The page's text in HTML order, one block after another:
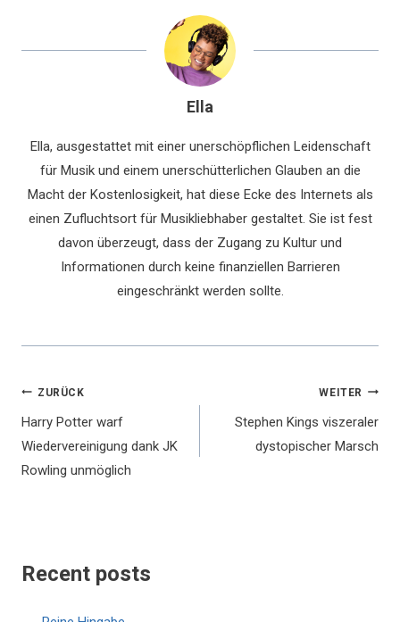
Ella
Ella, ausgestattet mit einer unerschöpflichen Leidenschaft
für Musik und einem unerschütterlichen Glauben an die
Macht der Kostenlosigkeit, hat diese Ecke des Internets als
einen Zufluchtsort für Musikliebhaber gestaltet. Sie ist fest
davon überzeugt, dass der Zugang zu Kultur und
Informationen durch keine finanziellen Barrieren
eingeschränkt werden sollte.
Beitragsnavigation
ZURÜCK
Harry Potter warf
Wiedervereinigung dank JK
Rowling unmöglich
WEITER
Stephen Kings viszeraler
dystopischer Marsch
Recent posts